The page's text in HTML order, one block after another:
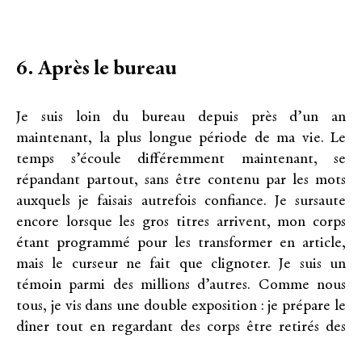
6. Après le bureau
Je suis loin du bureau depuis près d’un an
maintenant, la plus longue période de ma vie. Le
temps s’écoule différemment maintenant, se
répandant partout, sans être contenu par les mots
auxquels je faisais autrefois confiance. Je sursaute
encore lorsque les gros titres arrivent, mon corps
étant programmé pour les transformer en article,
mais le curseur ne fait que clignoter. Je suis un
témoin parmi des millions d’autres. Comme nous
tous, je vis dans une double exposition : je prépare le
dîner tout en regardant des corps être retirés des